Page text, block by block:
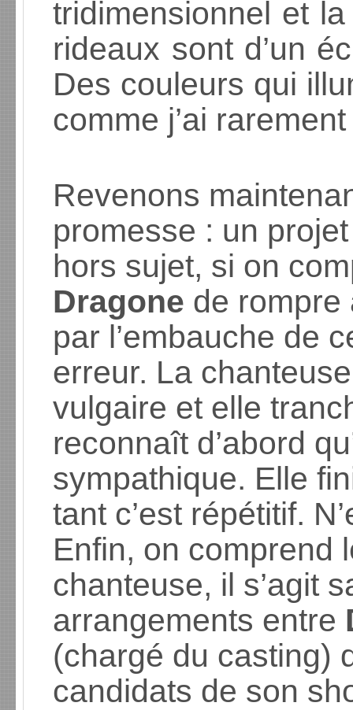
tridimensionnel et
rideaux sont d’un
Des couleurs qui
comme j’ai
Revenons
promesse : un
hors sujet, si on
Dragone de rompre
par l’embauche de
erreur. La
vulgaire et elle
reconnaît d’abord
sympathique. Elle
tant c’est répétitif.
Enfin, on comprend
chanteuse, il s’agit
arrangements entre
(chargé du casting)
candidats de son